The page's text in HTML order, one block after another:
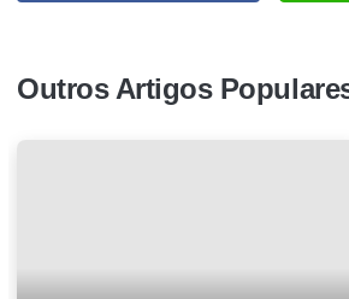
Outros Artigos